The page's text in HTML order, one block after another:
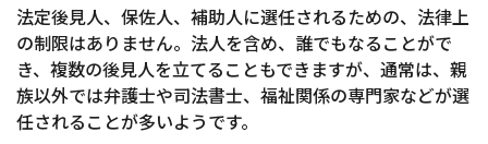
法定後見人、保佐人、補助人に選任されるための、法律上
の制限はありません。法人を含め、誰でもなることがで
き、複数の後見人を立てることもできますが、通常は、親
族以外では弁護士や司法書士、福祉関係の専門家などが選
任されることが多いようです。